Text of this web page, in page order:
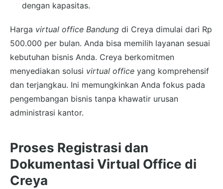
dengan kapasitas.
Harga virtual office Bandung di Creya dimulai dari Rp
500.000 per bulan. Anda bisa memilih layanan sesuai
kebutuhan bisnis Anda. Creya berkomitmen
menyediakan solusi virtual office yang komprehensif
dan terjangkau. Ini memungkinkan Anda fokus pada
pengembangan bisnis tanpa khawatir urusan
administrasi kantor.
Proses Registrasi dan
Dokumentasi Virtual Office di
Creya